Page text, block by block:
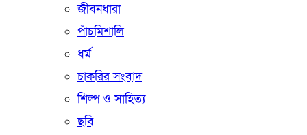
জীবনধারা
পাঁচমিশালি
ধর্ম
চাকরির সংবাদ
শিল্প ও সাহিত্য
ছবি